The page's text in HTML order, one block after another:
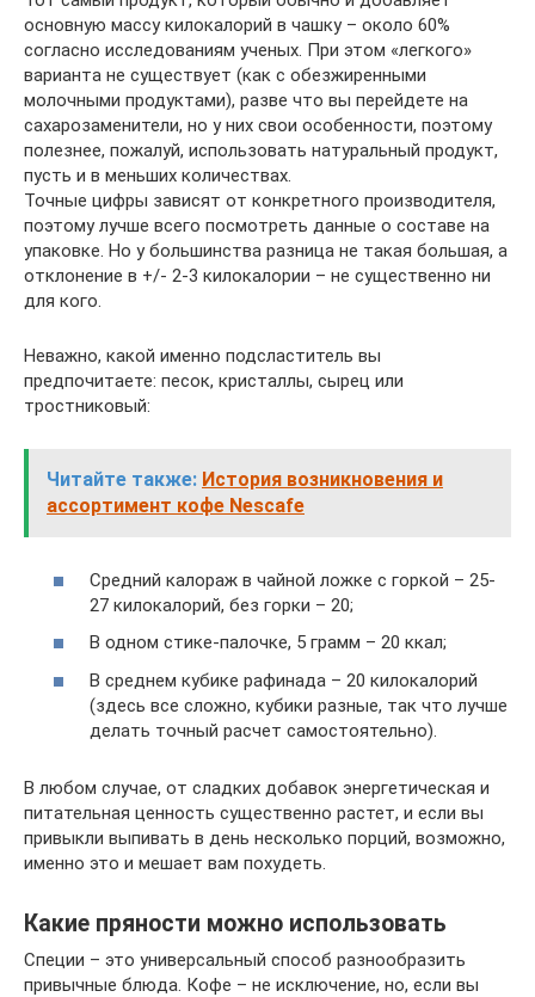
основную массу килокалорий в чашку – около 60%
согласно исследованиям ученых. При этом «легкого»
варианта не существует (как с обезжиренными
молочными продуктами), разве что вы перейдете на
сахарозаменители, но у них свои особенности, поэтому
полезнее, пожалуй, использовать натуральный продукт,
пусть и в меньших количествах.
Точные цифры зависят от конкретного производителя,
поэтому лучше всего посмотреть данные о составе на
упаковке. Но у большинства разница не такая большая, а
отклонение в +/- 2-3 килокалории – не существенно ни
для кого.
Неважно, какой именно подсластитель вы
предпочитаете: песок, кристаллы, сырец или
тростниковый:
Читайте также: История возникновения и
ассортимент кофе Nescafe
Средний калораж в чайной ложке с горкой – 25-
27 килокалорий, без горки – 20;
В одном стике-палочке, 5 грамм – 20 ккал;
В среднем кубике рафинада – 20 килокалорий
(здесь все сложно, кубики разные, так что лучше
делать точный расчет самостоятельно).
В любом случае, от сладких добавок энергетическая и
питательная ценность существенно растет, и если вы
привыкли выпивать в день несколько порций, возможно,
именно это и мешает вам похудеть.
Какие пряности можно использовать
Специи – это универсальный способ разнообразить
привычные блюда. Кофе – не исключение, но, если вы